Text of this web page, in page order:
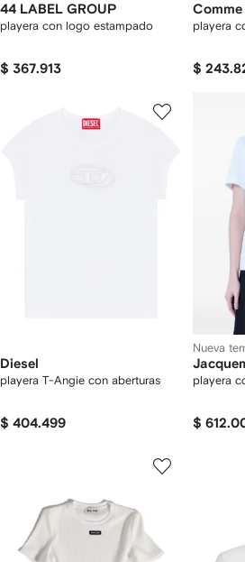
44 LABEL GROUP
playera con logo estampado
$ 367.913
playera
$
Diesel
playera T-Angie con aberturas
$ 404.499
Nueva
playera
$